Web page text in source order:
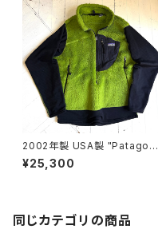
2002年製 USA製 "Patagoni
a" R2 Alpinefur pullover
¥25,300
同じカテゴリの商品